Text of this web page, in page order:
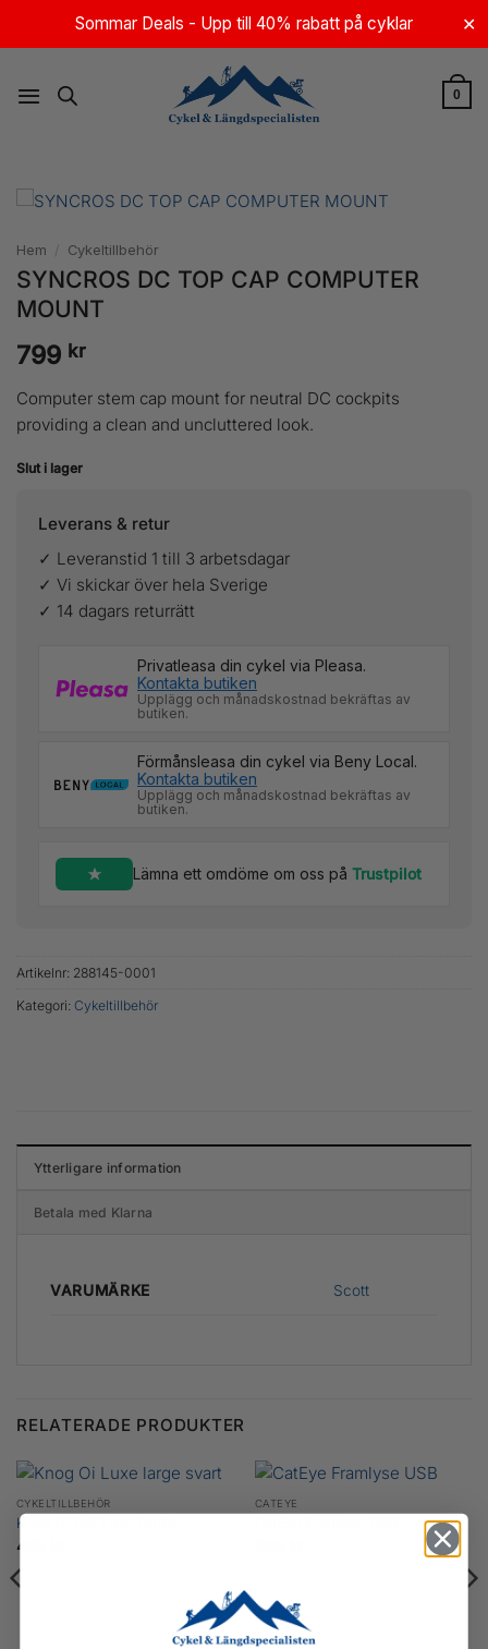
Sommar Deals - Upp till 40% rabatt på cyklar ✕
0
Hem / Cykeltillbehör
SYNCROS DC TOP CAP COMPUTER
MOUNT
799 kr
Computer stem cap mount for neutral DC cockpits
providing a clean and uncluttered look.
Slut i lager
Leverans & retur
✓ Leveranstid 1 till 3 arbetsdagar
✓ Vi skickar över hela Sverige
✓ 14 dagars returrätt
Privatleasa din cykel via Pleasa.
Kontakta butiken
Upplägg och månadskostnad bekräftas av
butiken.
Förmånsleasa din cykel via Beny Local.
Kontakta butiken
Upplägg och månadskostnad bekräftas av
butiken.
Lämna ett omdöme om oss på Trustpilot
Artikelnr: 288145-0001
Kategori: Cykeltillbehör
Ytterligare information
Betala med Klarna
VARUMÄRKE Scott
RELATERADE PRODUKTER
CYKELTILLBEHÖR
Knog Oi Bell Luxe Large
435
CATEYE